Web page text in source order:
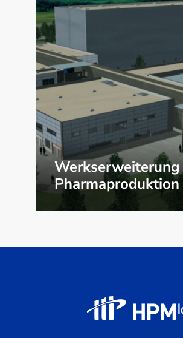
Werkserweiterung
Pharmaproduktion